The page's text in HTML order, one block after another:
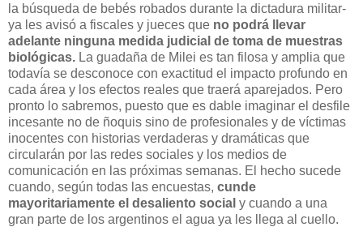
la búsqueda de bebés robados durante la dictadura militar-
ya les avisó a fiscales y jueces que no podrá llevar
adelante ninguna medida judicial de toma de muestras
biológicas. La guadaña de Milei es tan filosa y amplia que
todavía se desconoce con exactitud el impacto profundo en
cada área y los efectos reales que traerá aparejados. Pero
pronto lo sabremos, puesto que es dable imaginar el desfile
incesante no de ñoquis sino de profesionales y de víctimas
inocentes con historias verdaderas y dramáticas que
circularán por las redes sociales y los medios de
comunicación en las próximas semanas. El hecho sucede
cuando, según todas las encuestas, cunde
mayoritariamente el desaliento social y cuando a una
gran parte de los argentinos el agua ya les llega al cuello.